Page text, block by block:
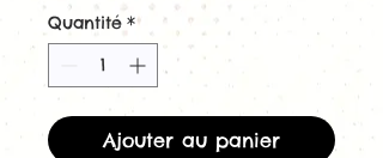
Quantité *
Ajouter au panier